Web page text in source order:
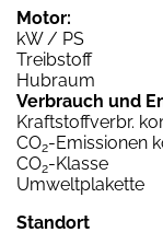
Motor:
kW / PS
Treibstoff
Hubraum
Verbrauch und
Kraftstoffverbr.
CO2-Emissionen
CO2-Klasse
Umweltplakette
Standort